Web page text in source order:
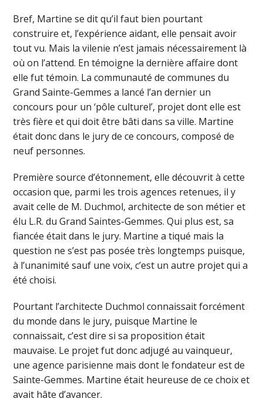
Bref, Martine se dit qu’il faut bien pourtant
construire et, l’expérience aidant, elle pensait avoir
tout vu. Mais la vilenie n’est jamais nécessairement là
où on l’attend. En témoigne la dernière affaire dont
elle fut témoin. La communauté de communes du
Grand Sainte-Gemmes a lancé l’an dernier un
concours pour un ‘pôle culturel’, projet dont elle est
très fière et qui doit être bâti dans sa ville. Martine
était donc dans le jury de ce concours, composé de
neuf personnes.
Première source d’étonnement, elle découvrit à cette
occasion que, parmi les trois agences retenues, il y
avait celle de M. Duchmol, architecte de son métier et
élu L.R. du Grand Saintes-Gemmes. Qui plus est, sa
fiancée était dans le jury. Martine a tiqué mais la
question ne s’est pas posée très longtemps puisque,
à l’unanimité sauf une voix, c’est un autre projet qui a
été choisi.
Pourtant l’architecte Duchmol connaissait forcément
du monde dans le jury, puisque Martine le
connaissait, c’est dire si sa proposition était
mauvaise. Le projet fut donc adjugé au vainqueur,
une agence parisienne mais dont le fondateur est de
Sainte-Gemmes. Martine était heureuse de ce choix et
avait hâte d’avancer.